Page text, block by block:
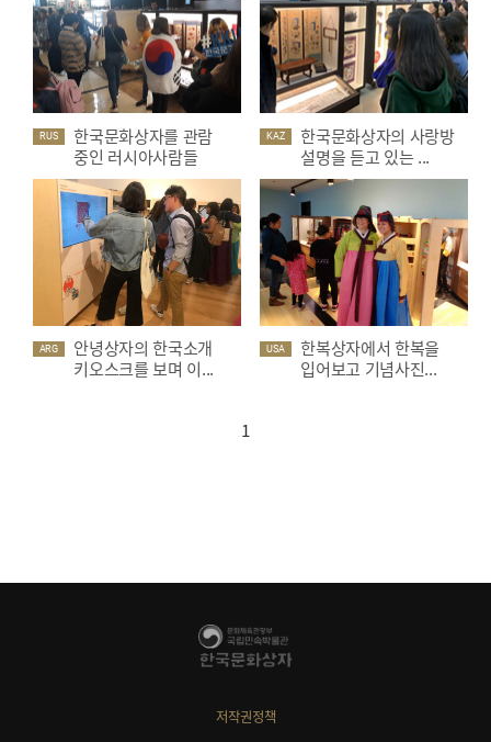
RUS
한국문화상자를 관람
중인 러시아사람들
KAZ
한국문화상자의 사랑방
설명을 듣고 있는 ...
ARG
안녕상자의 한국소개
키오스크를 보며 이...
USA
한복상자에서 한복을
입어보고 기념사진...
1
저작권정책